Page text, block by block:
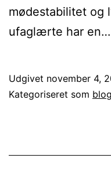
mødestabilitet og
ufaglærte har en…
Udgivet november 4,
Kategoriseret som blog